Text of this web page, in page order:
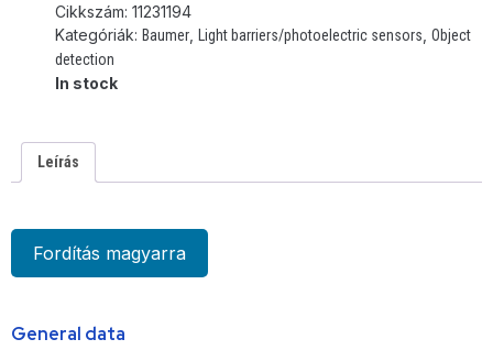
Cikkszám: 11231194
Kategóriák: Baumer Light barriers/photoelectric sensors Object
detection
In stock
Leírás
Fordítás magyarra
General data